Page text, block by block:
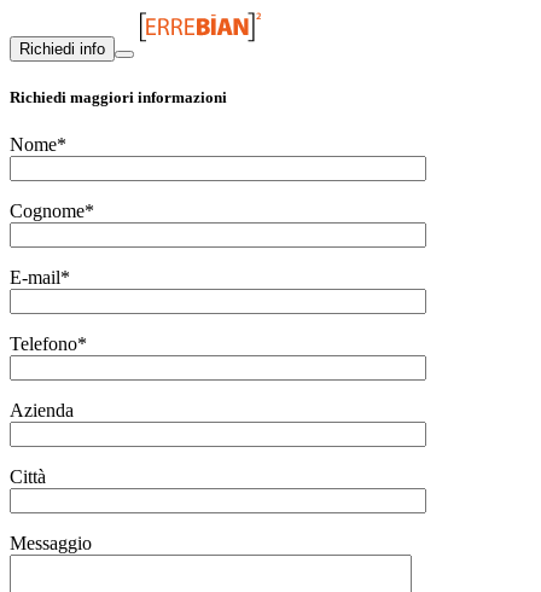
Richiedi info
Richiedi maggiori informazioni
Nome*
Cognome*
E-mail*
Telefono*
Azienda
Città
Messaggio